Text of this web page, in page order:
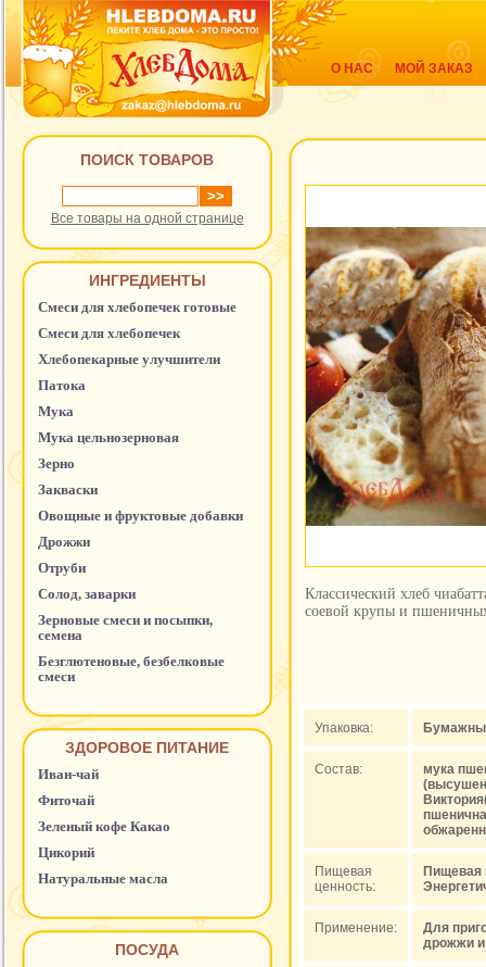
О НАС МОЙ ЗАКАЗ
ПОИСК ТОВАРОВ
Все товары на одной странице
ИНГРЕДИЕНТЫ
Смеси для хлебопечек готовые
Смеси для хлебопечек
Хлебопекарные улучшители
Патока
Мука
Мука цельнозерновая
Зерно
Закваски
Овощные и фруктовые добавки
Дрожжи
Отруби
Солод, заварки
Зерновые смеси и посыпки,
семена
Безглютеновые, безбелковые
смеси
ЗДОРОВОЕ ПИТАНИЕ
Иван-чай
Фиточай
Зеленый кофе Какао
Цикорий
Натуральные масла
ПОСУДА
Классический хлеб
соевой крупы и
Упаковка:
Состав:
мука
Пищевая
ценность:
Пищевая
Применение:
Для
дрожжи и